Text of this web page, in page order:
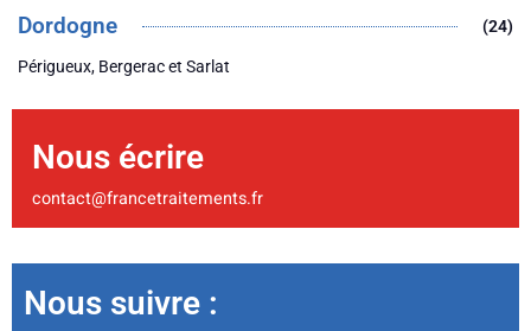
Dordogne (24)
Périgueux, Bergerac et Sarlat
Nous écrire
contact@francetraitements.fr
Nous suivre :